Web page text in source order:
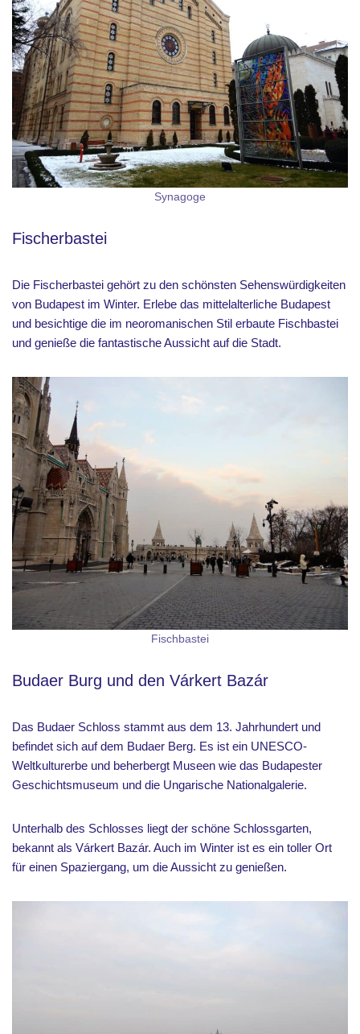
Synagoge
Fischerbastei
Die Fischerbastei gehört zu den schönsten Sehenswürdigkeiten
von Budapest im Winter. Erlebe das mittelalterliche Budapest
und besichtige die im neoromanischen Stil erbaute Fischbastei
und genieße die fantastische Aussicht auf die Stadt.
Fischbastei
Budaer Burg und den Várkert Bazár
Das Budaer Schloss stammt aus dem 13. Jahrhundert und
befindet sich auf dem Budaer Berg. Es ist ein UNESCO-
Weltkulturerbe und beherbergt Museen wie das Budapester
Geschichtsmuseum und die Ungarische Nationalgalerie.
Unterhalb des Schlosses liegt der schöne Schlossgarten,
bekannt als Várkert Bazár. Auch im Winter ist es ein toller Ort
für einen Spaziergang, um die Aussicht zu genießen.